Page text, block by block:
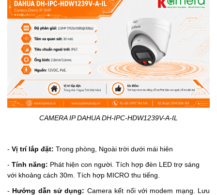
CAMERA IP DAHUA DH-IPC-HDW1239V-A-IL
- Vị trí lắp đặt: Trong phòng, Ngoài trời dưới mái hiên
- Tính năng: Phát hiện con người. Tích hợp đèn LED trợ sáng
với khoảng cách 30m. Tích hợp MICRO thu tiếng.
- Hướng dẫn sử dụng: Camera kết nối với modem mạng. Lưu